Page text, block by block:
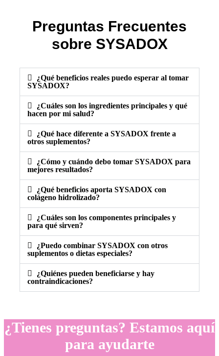
Preguntas Frecuentes
sobre SYSADOX
¿Qué beneficios reales puedo esperar al tomar
SYSADOX?
¿Cuáles son los ingredientes principales y qué
hacen por mi salud?
¿Qué hace diferente a SYSADOX frente a
otros suplementos?
¿Cómo y cuándo debo tomar SYSADOX para
mejores resultados?
¿Qué beneficios aporta SYSADOX con
colágeno hidrolizado?
¿Cuáles son los componentes principales y
para qué sirven?
¿Puedo combinar SYSADOX con otros
suplementos o dietas especiales?
¿Quiénes pueden beneficiarse y hay
contraindicaciones?
¿Tienes preguntas? Estamos aquí
para ayudarte